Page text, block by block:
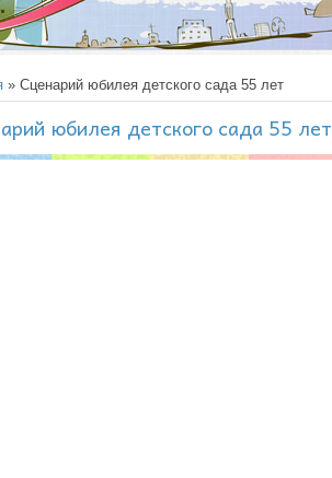
» Сценарий юбилея детского сада 55 лет
юбилея детского сада 55 лет